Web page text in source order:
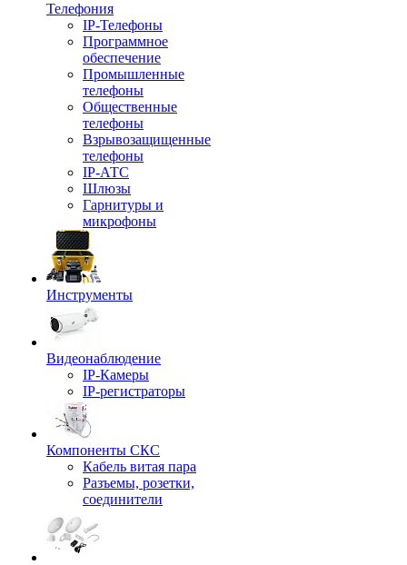
Телефония
IP-Телефоны
Программное
обеспечение
Промышленные
телефоны
Общественные
телефоны
Взрывозащищенные
телефоны
IP-АТС
Шлюзы
Гарнитуры и
микрофоны
Инструменты
Видеонаблюдение
IP-Камеры
IP-регистраторы
Компоненты СКС
Кабель витая пара
Разъемы, розетки,
соединители